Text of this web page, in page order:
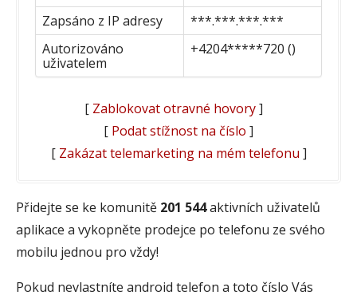
Zapsáno z IP adresy
***.***.***.***
Autorizováno
uživatelem
+4204*****720 ()
[ Zablokovat otravné hovory]
[ Podat stížnost na číslo ]
[ Zakázat telemarketing na mém telefonu ]
Přidejte se ke komunitě 201 544aktivních uživatelů
aplikace a vykopněte prodejce po telefonu ze svého
mobilu jednou pro vždy!
Pokud nevlastníte android telefon a toto číslo Vás